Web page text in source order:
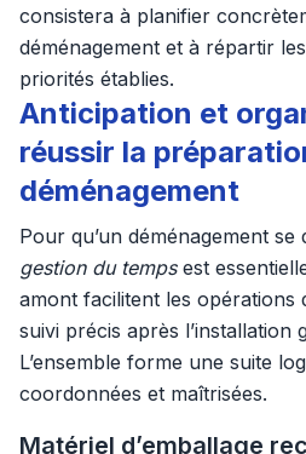
consistera à planifier
déménagement et à répartir
priorités établies.
Anticipation et
réussir la
déménagement
Pour qu’un déménagement
gestion du tempsest
amont facilitent les opérations
suivi précis après l’installation
L’ensemble forme une suite
coordonnées et maîtrisées.
Matériel d’emballage